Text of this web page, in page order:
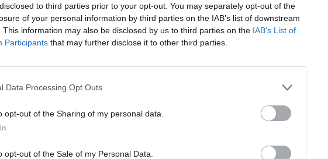
to third parties prior to your opt-out. You may separately opt-out of the
of your personal information by third parties on the IAB’s list of downstream
This information may also be disclosed by us to third parties on the IAB’s List of
Participants that may further disclose it to other third parties.
Data Processing Opt Outs
opt-out of the Sharing of my personal data.
opt-out of the Sale of my Personal Data.
i registreringsdatabasen.
eller andre malware infektioner skader din internetforbindelse og systemets ydeevne.
på grund af driver problemer, hardware problemer eller infektioner.
med TCP / IP-protokollen og bruger systemressourcer.
lav, selv om mængden af hardware RAM er tilstrækkelig.